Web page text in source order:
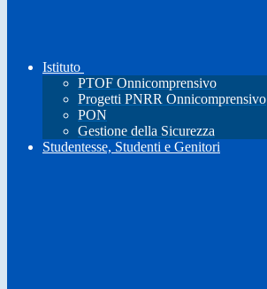
Istituto
PTOF Onnicomprensivo
Progetti PNRR Onnicomprensivo
PON
Gestione della Sicurezza
Studentesse, Studenti e Genitori